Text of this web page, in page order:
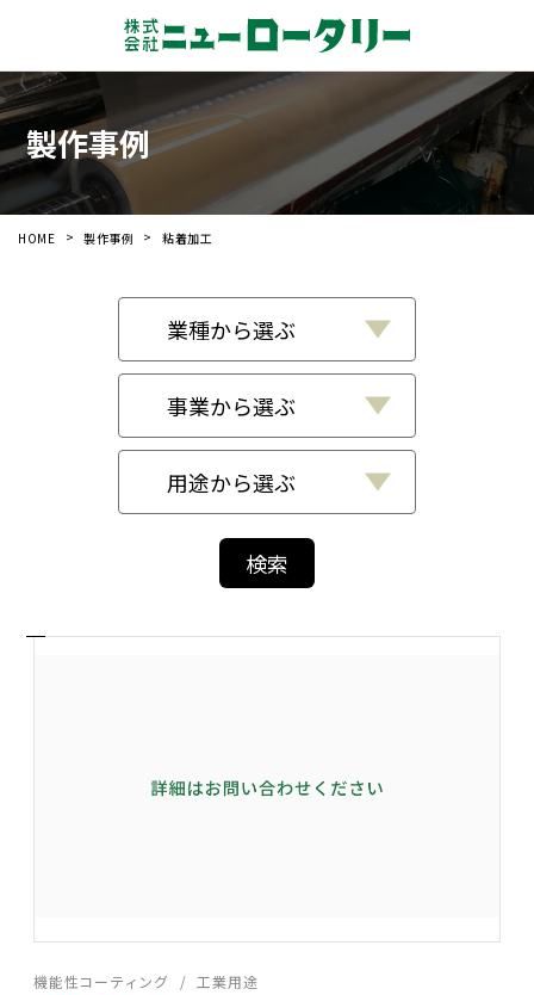
製作事例
HOME 製作事例 粘着加工
機能性コーティング 工業用途